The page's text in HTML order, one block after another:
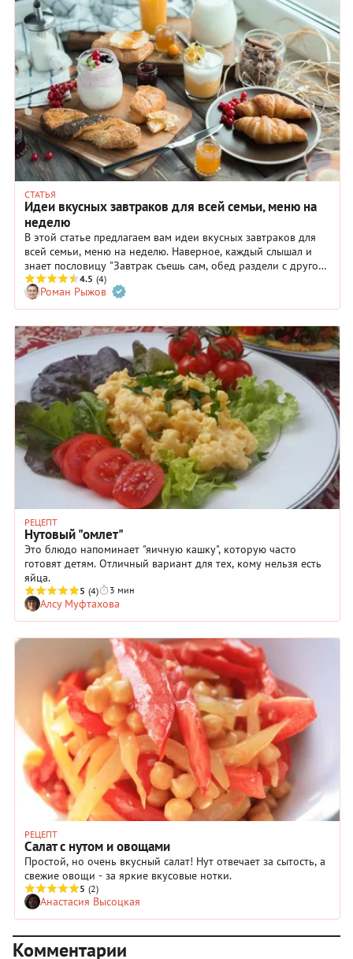
СТАТЬЯ
Идеи вкусных завтраков для всей семьи, меню на
неделю
В этой статье предлагаем вам идеи вкусных завтраков для
всей семьи, меню на неделю. Наверное, каждый слышал и
знает пословицу "Завтрак съешь сам, обед раздели с другом,
ужин отдай врагу". А так ли на самом деле важен первый
прием пищи? И почему он обязательно должен быть
плотным? В современном мире, когда вечный цейтнот и ни
на что не хватает времени, многие люди просто не успевают
позавтракать и не видят в этом ничего плохого. Только
чашка кофе на бегу? — Ну и ладно, на обеде или ужине съем
побольше! Почему же такой подход к утреннему приему
пищи не прибавляет ни энергии, ни здоровья, а в
долгосрочной перспективе может привести к неприятным
последствиям? Давайте разберемся.
4.5 (4)
Роман Рыжов
РЕЦЕПТ
Нутовый "омлет"
Это блюдо напоминает "яичную кашку", которую часто
готовят детям. Отличный вариант для тех, кому нельзя есть
яйца.
5 (4) 3 мин
Алсу Муфтахова
РЕЦЕПТ
Салат с нутом и овощами
Простой, но очень вкусный салат! Нут отвечает за сытость, а
свежие овощи - за яркие вкусовые нотки.
5 (2)
Анастасия Высоцкая
Комментарии